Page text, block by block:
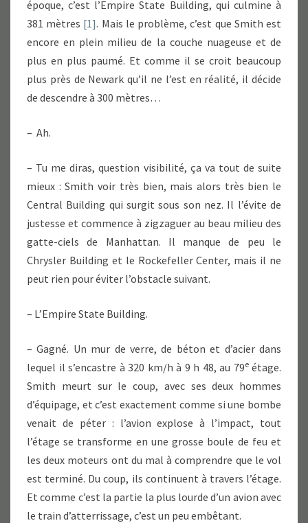
époque, c’est l’Empire State Building, qui culmine à
381 mètres [1]. Mais le problème, c’est que Smith est
encore en plein milieu de la couche nuageuse et de
plus en plus paumé. Et comme il se croit beaucoup
plus près de Newark qu’il ne l’est en réalité, il décide
de descendre à 300 mètres…
– Ah.
– Tu me diras, question visibilité, ça va tout de suite
mieux : Smith voir très bien, mais alors très bien le
Central Building qui surgit sous son nez. Il l’évite de
justesse et commence à zigzaguer au beau milieu des
gatte-ciels de Manhattan. Il manque de peu le
Chrysler Building et le Rockefeller Center, mais il ne
peut rien pour éviter l’obstacle suivant.
– L’Empire State Building.
– Gagné. Un mur de verre, de béton et d’acier dans
lequel il s’encastre à 320 km/h à 9 h 48, au 79eétage.
Smith meurt sur le coup, avec ses deux hommes
d’équipage, et c’est exactement comme si une bombe
venait de péter : l’avion explose à l’impact, tout
l’étage se transforme en une grosse boule de feu et
les deux moteurs ont du mal à comprendre que le vol
est terminé. Du coup, ils continuent à travers l’étage.
Et comme c’est la partie la plus lourde d’un avion avec
le train d’atterrissage, c’est un peu embêtant.